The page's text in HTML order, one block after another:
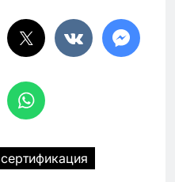
сертификация